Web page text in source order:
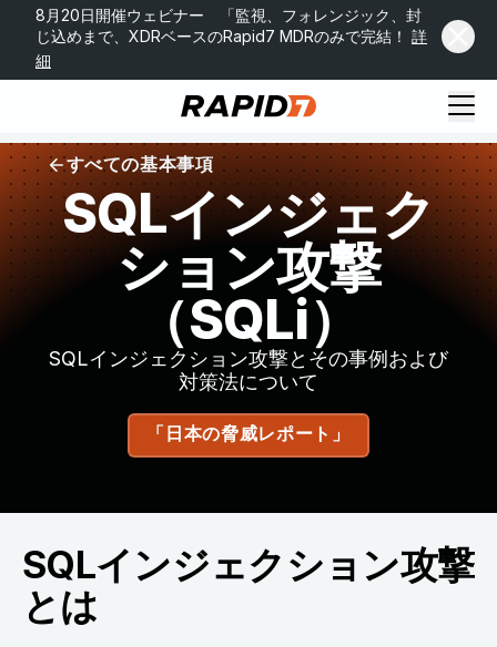
8月20日開催ウェビナー 「監視、フォレンジック、封
じ込めまで、XDRベースのRapid7 MDRのみで完結！ 詳
細
すべての基本事項
SQLインジェク
ション攻撃
（SQLi）
SQLインジェクション攻撃とその事例および
対策法について
「日本の脅威レポート」
SQLインジェクション攻撃
とは